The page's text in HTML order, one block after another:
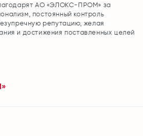
АО «ЭЛОКС-ПРОМ» за
постоянный контроль
репутацию, желая
и достижения поставленных целей